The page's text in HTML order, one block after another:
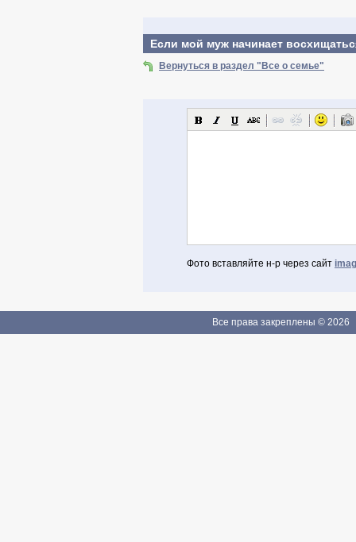
Если мой муж начинает
Вернуться в раздел "Все о семье"
Фото вставляйте н-р через сайт
Если Вы зарегистрированы
Все права закреплены © 2026